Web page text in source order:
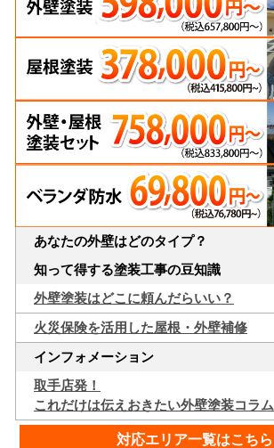
あなたの外壁はどのタイプ？
知って得する塗装工事の豆知識
外壁塗装はどこに頼んだらいい？
火災保険を活用した屋根・外壁補修
インフォメーション
取手店発！
これだけは伝えおきたい外壁塗装コラム
対応エリア一覧はこちら